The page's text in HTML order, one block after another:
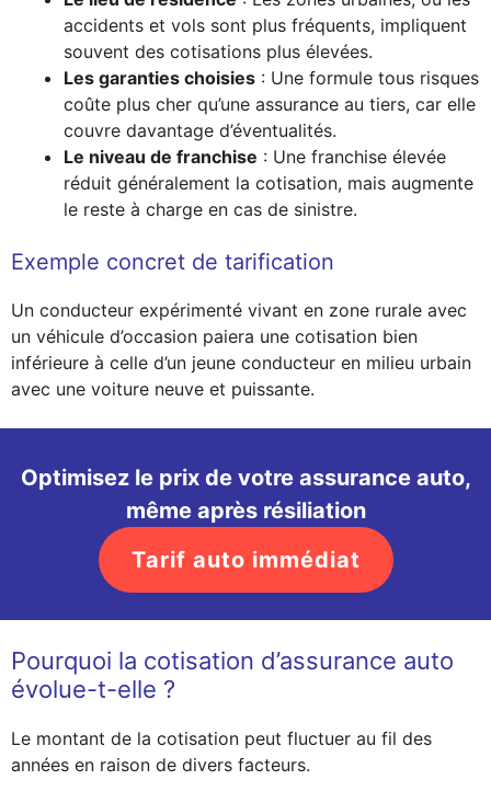
accidents et vols sont plus fréquents, impliquent
souvent des cotisations plus élevées.
Les garanties choisies : Une formule tous risques
coûte plus cher qu’une assurance au tiers, car elle
couvre davantage d’éventualités.
Le niveau de franchise : Une franchise élevée
réduit généralement la cotisation, mais augmente
le reste à charge en cas de sinistre.
Exemple concret de tarification
Un conducteur expérimenté vivant en zone rurale avec
un véhicule d’occasion paiera une cotisation bien
inférieure à celle d’un jeune conducteur en milieu urbain
avec une voiture neuve et puissante.
Optimisez le prix de votre assurance auto,
même après résiliation
Tarif auto immédiat
Pourquoi la cotisation d’assurance auto
évolue-t-elle ?
Le montant de la cotisation peut fluctuer au fil des
années en raison de divers facteurs.